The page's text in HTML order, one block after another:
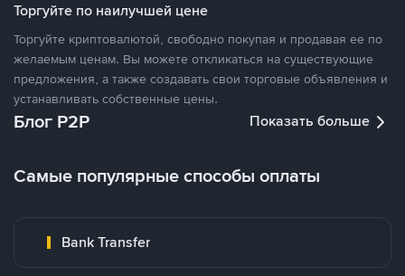
Торгуйте по наилучшей цене
Торгуйте криптовалютой, свободно покупая и продавая ее по
желаемым ценам. Вы можете откликаться на существующие
предложения, а также создавать свои торговые объявления и
устанавливать собственные цены.
Блог P2P Показать больше
Самые популярные способы оплаты
Bank Transfer